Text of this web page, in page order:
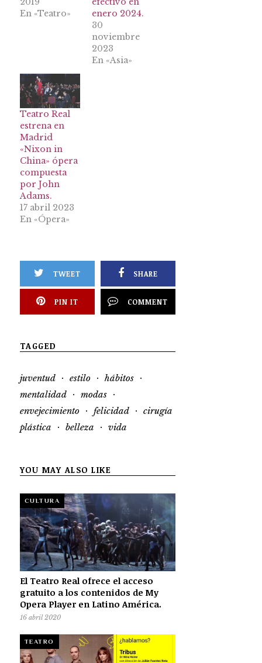
En «Teatro»
enero 2024.
30
noviembre
2023
En «Asia»
Teatro Real
estrena en
Madrid
«Nixon in
China» ópera
compuesta
por John
Adams.
17 abril 2023
En «Ópera»
TWEET SHARE
PIN IT COMMENT
TAGGED
juventud · estilo · hábitos ·
mentalidad · modas ·
envejecimiento · felicidad · cirugía
plástica
· belleza · vida
YOU MAY ALSO LIKE
CULTURA
El Teatro Real ofrece el acceso
gratuito a los contenidos de My
Opera Player en Latino América.
16 abril 2020
TEATRO